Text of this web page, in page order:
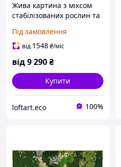
Жива картина з міксом
стабілізованих рослин та
Під замовлення
від 1548₴/міс
від9 290₴
Купити
loftart.eco 100%